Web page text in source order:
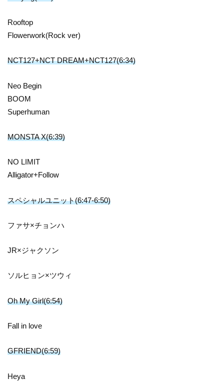
Rooftop
Flowerwork(Rock ver)
NCT127+NCT DREAM+NCT127(6:34)
Neo Begin
BOOM
Superhuman
MONSTA X(6:39)
NO LIMIT
Alligator+Follow
スペシャルユニット(6:47-6:50)
ファサ×チョンハ
JR×ジャクソン
ソルヒョン×ツウィ
Oh My Girl(6:54)
Fall in love
GFRIEND(6:59)
Heya